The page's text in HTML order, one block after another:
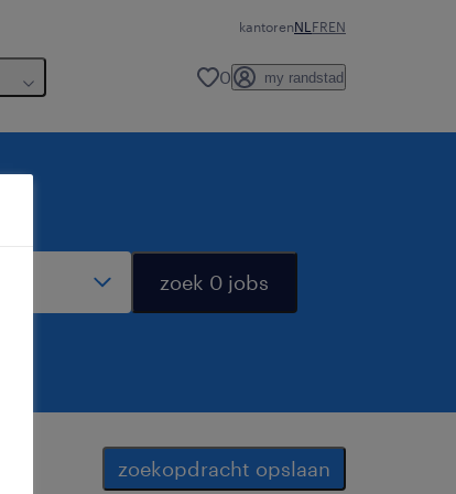
kantorenNL FREN
0 my randstad
zoek 0 jobs
zoekopdracht opslaan